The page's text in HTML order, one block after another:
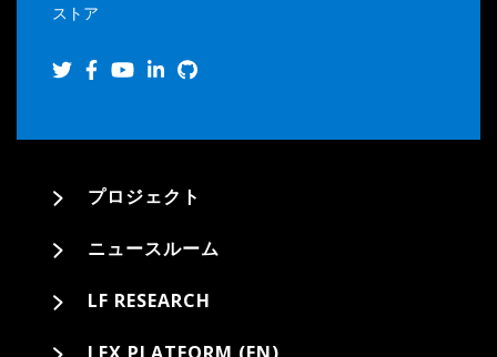
ストア
プロジェクト
ニュースルーム
LF RESEARCH